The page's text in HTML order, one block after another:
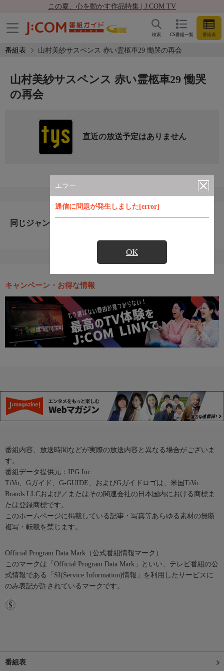
この夏、心を動かす作品特集 | J:COM TV
CS番組一覧 番組表
検索
番組表 山村美紗サスペンス 赤い霊柩車29 慟哭の再会
エラー
通信に問題が発生しました[error]
OK
山村美紗サスペンス 赤い霊柩車29 慟哭
の再会
直近の放送予定はありません
同じジャンルのおすすめ番組
キャンペーン・お得な情報
番組内容、放送時間などが実際の放送内容と異なる場合がございま
す。
番組データ提供元：IPG Inc.
TiVo、Gガイド、G-GUIDE、およびGガイドロゴは、米国TiVo
Brands LLCおよび／またはその関連会社の日本国内における商標ま
たは登録商標です。
このホームページに掲載している記事・写真等あらゆる素材の無断
複写・転載を禁じます。
Official Program Data Mark（公式番組情報マーク）
このマークは「Official Program Data Mark」といい、テレビ番組の公
式情報である「SI(Service Information)情報」を利用したサービスに
のみ表記が許されているマークです。
番組表